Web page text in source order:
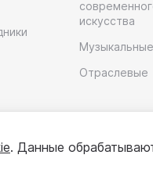
искусства
Музыкальные
Отраслевые
. Данные